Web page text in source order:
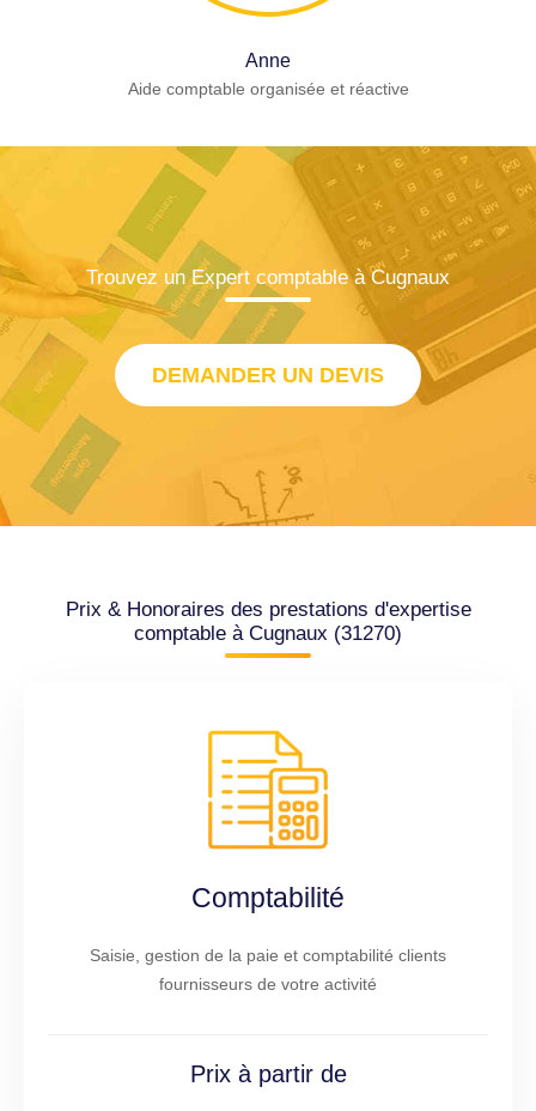
Anne
Aide comptable organisée et réactive
Trouvez un Expert comptable à Cugnaux
DEMANDER UN DEVIS
Prix & Honoraires des prestations d'expertise
comptable à Cugnaux (31270)
Comptabilité
Saisie, gestion de la paie et comptabilité clients
fournisseurs de votre activité
Prix à partir de